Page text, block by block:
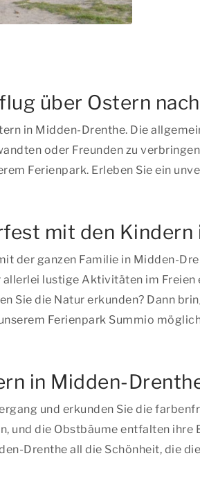
über Ostern
in Midden-Drenthe. Die
oder Freunden zu
Ferienpark. Erleben Sie ein
mit den
der ganzen Familie in Midden-
lustige Aktivitäten im Freien
Sie die Natur erkunden? Dann
Ferienpark Summio
in Midden-
und erkunden Sie die
und die Obstbäume entfalten
Drenthe all die Schönheit, die